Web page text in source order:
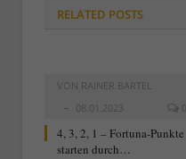
RELATED POSTS
VON RAINER BARTEL
08.01.2023
0
4, 3, 2, 1 – Fortuna-Punkte
starten durch…